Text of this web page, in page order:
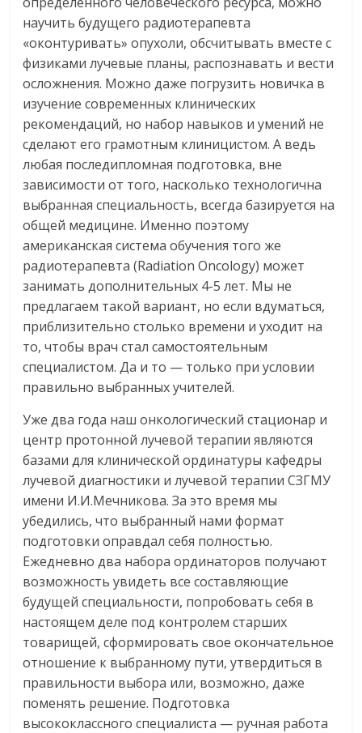
научить будущего радиотерапевта
«оконтуривать» опухоли, обсчитывать вместе с
физиками лучевые планы, распознавать и вести
осложнения. Можно даже погрузить новичка в
изучение современных клинических
рекомендаций, но набор навыков и умений не
сделают его грамотным клиницистом. А ведь
любая последипломная подготовка, вне
зависимости от того, насколько технологична
выбранная специальность, всегда базируется на
общей медицине. Именно поэтому
американская система обучения того же
радиотерапевта (Radiation Oncology) может
занимать дополнительных 4-5 лет. Мы не
предлагаем такой вариант, но если вдуматься,
приблизительно столько времени и уходит на
то, чтобы врач стал самостоятельным
специалистом. Да и то — только при условии
правильно выбранных учителей.
Уже два года наш онкологический стационар и
центр протонной лучевой терапии являются
базами для клинической ординатуры кафедры
лучевой диагностики и лучевой терапии СЗГМУ
имени И.И.Мечникова. За это время мы
убедились, что выбранный нами формат
подготовки оправдал себя полностью.
Ежедневно два набора ординаторов получают
возможность увидеть все составляющие
будущей специальности, попробовать себя в
настоящем деле под контролем старших
товарищей, сформировать свое окончательное
отношение к выбранному пути, утвердиться в
правильности выбора или, возможно, даже
поменять решение. Подготовка
высококлассного специалиста — ручная работа